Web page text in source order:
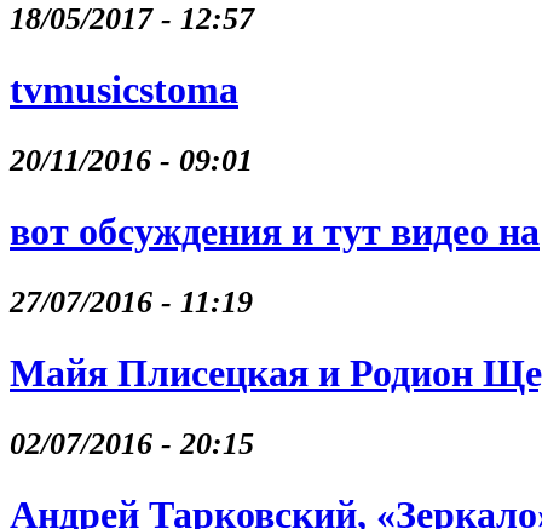
18/05/2017 - 12:57
tvmusicstoma
20/11/2016 - 09:01
вот обсуждения и тут видео на
27/07/2016 - 11:19
Майя Плисецкая и Родион
02/07/2016 - 20:15
Андрей Тарковский,